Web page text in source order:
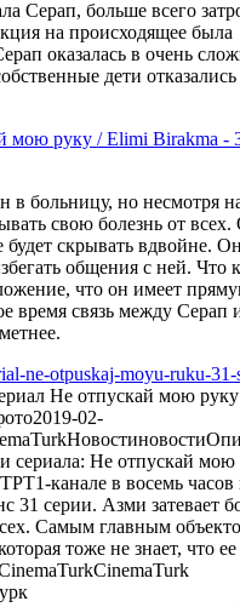
Серап, больше всего
на происходящее была
оказалась в очень
дети
в больницу, но несмотря
свою болезнь от
скрывать вдвойне.
общения с ней. Что
что он имеет
время связь между Серап
ne-otpuskaj-moyu-ruku-31-
Не отпускай мою
2019-02-
Новостиновости
сериала: Не отпускай мою
канале в восемь часов
31 серии. Азми затевает
Самым главным
тоже не знает, что ее
CinemaTurk